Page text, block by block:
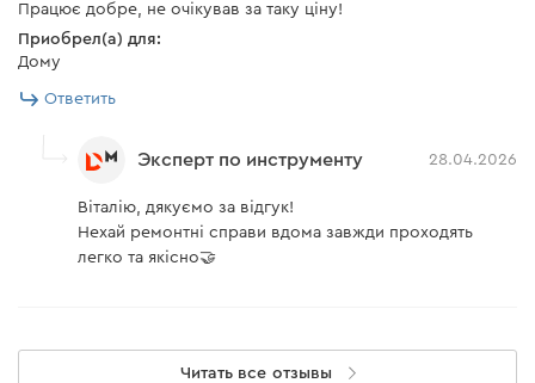
Працює добре, не очікував за таку ціну!
Приобрел(а) для:
Дому
Ответить
Эксперт по инструменту 28.04.2026
Віталію, дякуємо за відгук!
Нехай ремонтні справи вдома завжди проходять
легко та якісно🤝
Читать все отзывы